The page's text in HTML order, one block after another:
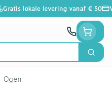
Gratis lokale levering vanaf € 50
Zoek
Ogen